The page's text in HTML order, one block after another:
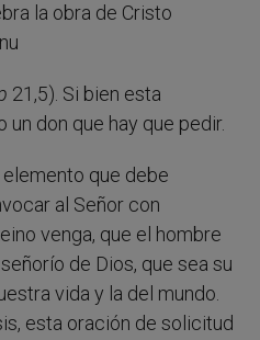
la obra de Cristo
21,5). Si bien esta
don que hay que pedir.
que debe
al Señor con
venga, que el hombre
de Dios, que sea su
vida y la del mundo.
esta oración de solicitud